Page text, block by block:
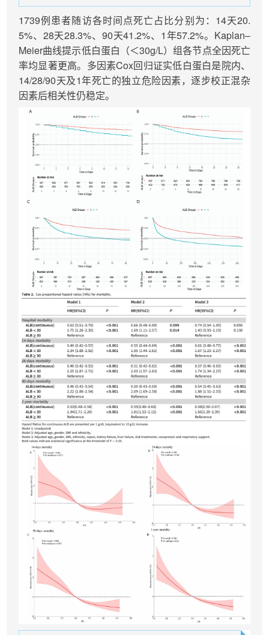
1739例患者随访各时间点死亡占比分别为：14天20.
5%、28天28.3%、90天41.2%、1年57.2%。Kaplan–
Meier曲线提示低白蛋白（＜30g/L）组各节点全因死亡
率均显著更高。多因素Cox回归证实低白蛋白是院内、
14/28/90天及1年死亡的独立危险因素，逐步校正混杂
因素后相关性仍稳定。